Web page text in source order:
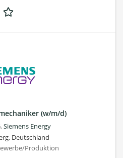
(w/m/d)
Siemens Energy
Deutschland
Produktion